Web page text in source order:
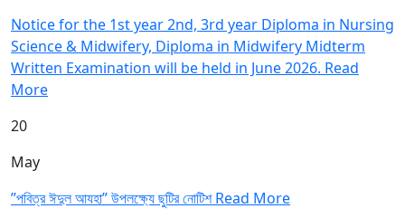
Notice for the 1st year 2nd, 3rd year Diploma in Nursing
Science & Midwifery, Diploma in Midwifery Midterm
Written Examination will be held in June 2026. Read
More
20
May
”পবিত্র ঈদুল আযহা” উপলক্ষ্যে ছুটির নোটিশRead More